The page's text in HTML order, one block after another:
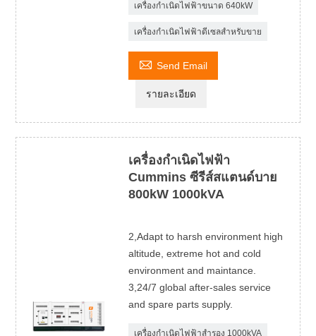
เครื่องกำเนิดไฟฟ้าขนาด 640kW
เครื่องกำเนิดไฟฟ้าดีเซลสำหรับขาย
 Send Email
รายละเอียด
เครื่องกำเนิดไฟฟ้า
Cummins ซีรีส์สแตนด์บาย
800kW 1000kVA
2,Adapt to harsh environment high
altitude, extreme hot and cold
environment and maintance.
3,24/7 global after-sales service
and spare parts supply.
เครื่องกำเนิดไฟฟ้าสำรอง 1000kVA